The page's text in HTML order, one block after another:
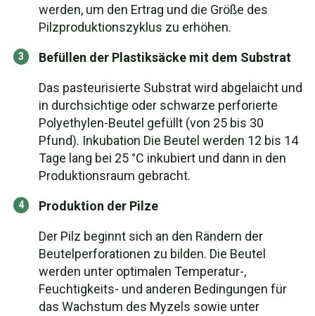
werden, um den Ertrag und die Größe des
Pilzproduktionszyklus zu erhöhen.
Befüllen der Plastiksäcke mit dem Substrat
Das pasteurisierte Substrat wird abgelaicht und
in durchsichtige oder schwarze perforierte
Polyethylen-Beutel gefüllt (von 25 bis 30
Pfund). Inkubation Die Beutel werden 12 bis 14
Tage lang bei 25 °C inkubiert und dann in den
Produktionsraum gebracht.
Produktion der Pilze
Der Pilz beginnt sich an den Rändern der
Beutelperforationen zu bilden. Die Beutel
werden unter optimalen Temperatur-,
Feuchtigkeits- und anderen Bedingungen für
das Wachstum des Myzels sowie unter